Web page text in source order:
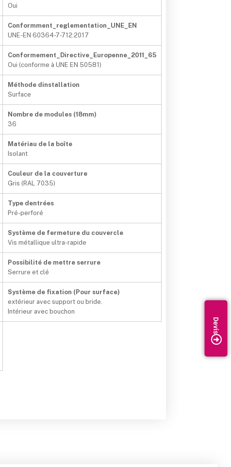
Oui
Conformment_reglementation_UNE_EN
UNE-EN 60364-7-712:2017
Conformement_Directive_Europenne_2011_65
Oui (conforme à UNE EN 50581)
Méthode dinstallation
Surface
Nombre de modules (18mm)
36
Matériau de la boîte
Isolant
Couleur de la couverture
Gris (RAL 7035)
Type dentrées
Pré-perforé
Système de fermeture du couvercle
Vis métallique ultra-rapide
Possibilité de mettre serrure
Serrure et clé
Système de fixation (Pour surface)
extérieur avec support ou bride.
Intérieur avec bouchon